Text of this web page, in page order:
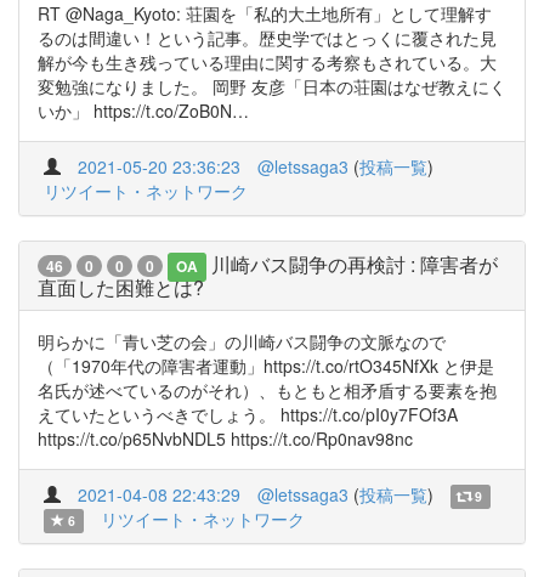
RT @Naga_Kyoto: 荘園を「私的大土地所有」として理解す
るのは間違い！という記事。歴史学ではとっくに覆された見
解が今も生き残っている理由に関する考察もされている。大
変勉強になりました。 岡野 友彦「日本の荘園はなぜ教えにく
いか」 https://t.co/ZoB0N…
2021-05-20 23:36:23 @letssaga3 (投稿一覧)
リツイート・ネットワーク
46 0 0 0 OA
川崎バス闘争の再検討 : 障害者が
直面した困難とは?
明らかに「青い芝の会」の川崎バス闘争の文脈なので
（「1970年代の障害者運動」https://t.co/rtO345NfXk と伊是
名氏が述べているのがそれ）、もともと相矛盾する要素を抱
えていたというべきでしょう。 https://t.co/pI0y7FOf3A
https://t.co/p65NvbNDL5 https://t.co/Rp0nav98nc
2021-04-08 22:43:29 @letssaga3 (投稿一覧)
9
6
リツイート・ネットワーク